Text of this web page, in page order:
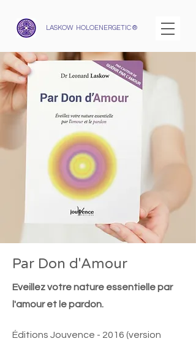
LASKOW HOLOENERGETIC ®
Par Don d'Amour
Eveillez votre nature essentielle par
l'amour et le pardon.
Éditions Jouvence - 2016 (version